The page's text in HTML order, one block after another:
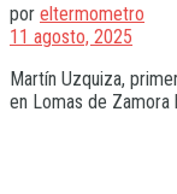
por eltermometro
11 agosto, 2025
Martín Uzquiza,
en Lomas de Zamora